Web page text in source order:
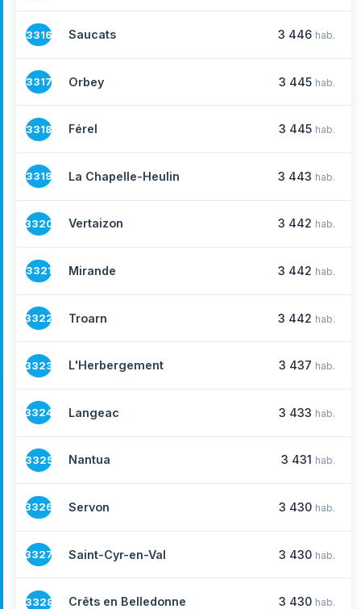
3316 Saucats 3 446 hab.
3317 Orbey 3 445 hab.
3318 Férel 3 445 hab.
3319 La Chapelle-Heulin 3 443 hab.
3320 Vertaizon 3 442 hab.
3321 Mirande 3 442 hab.
3322 Troarn 3 442 hab.
3323 L'Herbergement 3 437 hab.
3324 Langeac 3 433 hab.
3325 Nantua 3 431 hab.
3326 Servon 3 430 hab.
3327 Saint-Cyr-en-Val 3 430 hab.
3328 Crêts en Belledonne 3 430 hab.